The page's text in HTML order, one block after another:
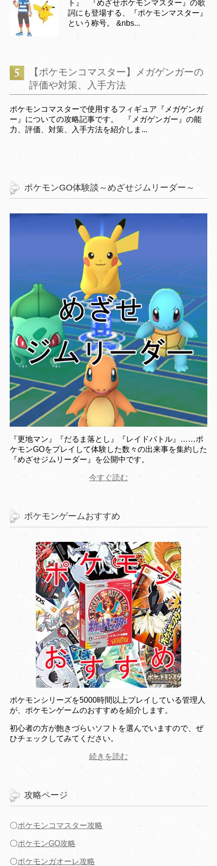
ト』 『めざせポケモンマスター』の歌
詞にも登場する、『ポケモンマスター』
という称号。 &nbs...
【ポケモンコマスター】メガゲンガーの
評価や対策、入手方法
ポケモンコマスターで使用するフィギュア『メガゲンガ
ー』についての攻略記事です。 『メガゲンガー』の能
力、評価、対策、入手方法を紹介しま...
ポケモンGO体験談～めざせジムリーダー～
『更地マン』『だるま落とし』『レイドバトル』……ポ
ケモンGOをプレイして体験した数々の出来事を集約した
『めざせジムリーダー』を公開中です。
今すぐ読む
ポケモンゲームおすすめ
ポケモンシリーズを5000時間以上プレイしている管理人
が、ポケモンゲームのおすすめを紹介します。
初心者の方が飽きづらいソフトを選んでいますので、ぜ
ひチェックしてみてください。
続きを読む
攻略ページ
〇ポケモンコマスター攻略
〇ポケモンGO攻略
〇ポケモンガオーレ攻略